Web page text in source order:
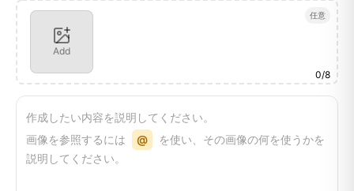
任意
Add
0/8
作成したい内容を説明してください。
画像を参照するには
@
を使い、その画像の何を使うかを
説明してください。